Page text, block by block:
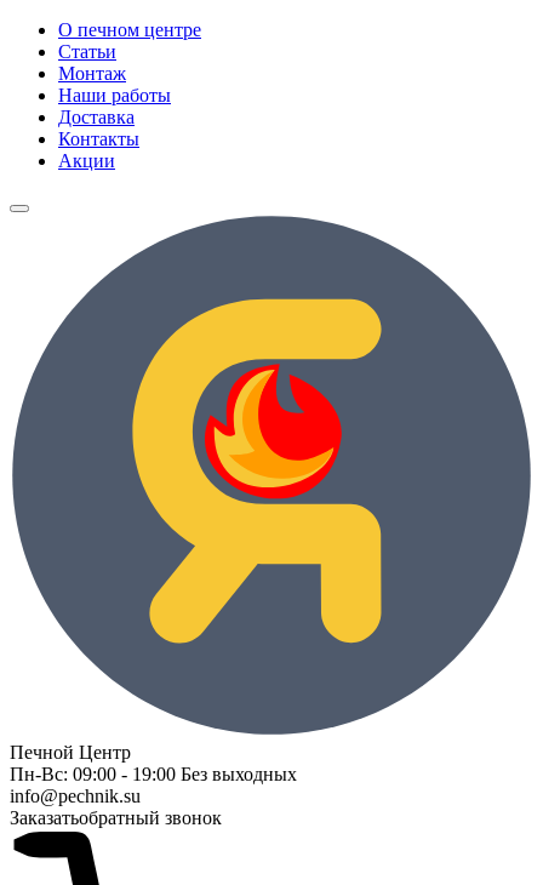
О печном центре
Статьи
Монтаж
Наши работы
Доставка
Контакты
Акции
Печной Центр
Пн-Вс: 09:00 - 19:00 Без выходных
info@pechnik.su
Заказатьобратный звонок